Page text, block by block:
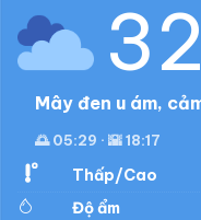
Mây đen u ám,
🌅 05:29 · 🌇 18:17
Thấp/Cao
Độ ẩm